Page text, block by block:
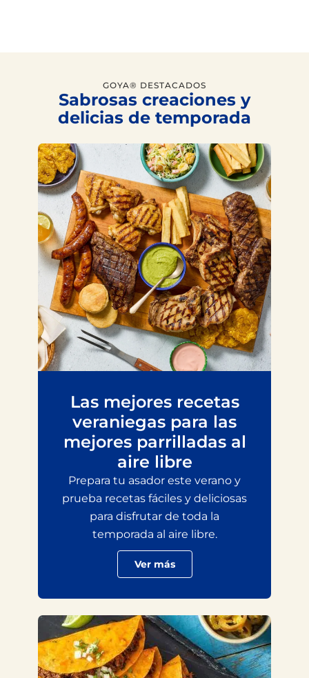
GOYA® DESTACADOS
Sabrosas creaciones y
delicias de temporada
Las mejores recetas
veraniegas para las
mejores parrilladas al
aire libre
Prepara tu asador este verano y
prueba recetas fáciles y deliciosas
para disfrutar de toda la
temporada al aire libre.
Ver más